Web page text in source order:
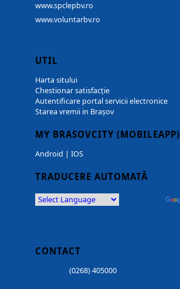
www.spclepbv.ro
www.voluntarbv.ro
UTIL
Harta sitului
Chestionar satisfacție
Autentificare portal servicii electronice
Starea vremii in Brașov
MY BRASOVCITY (MOBILEAPP)
Android | IOS
TRADUCERE AUTOMATĂ
CONTACT
(0268) 405000